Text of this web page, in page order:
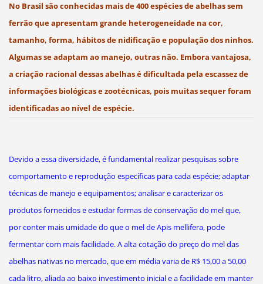
No Brasil são conhecidas mais de 400 espécies de abelhas sem
ferrão que apresentam grande heterogeneidade na cor,
tamanho, forma, hábitos de nidificação e população dos ninhos.
Algumas se adaptam ao manejo, outras não. Embora vantajosa,
a criação racional dessas abelhas é dificultada pela escassez de
informações biológicas e zootécnicas, pois muitas sequer foram
identificadas ao nível de espécie.
Devido a essa diversidade, é fundamental realizar pesquisas sobre
comportamento e reprodução específicas para cada espécie; adaptar
técnicas de manejo e equipamentos; analisar e caracterizar os
produtos fornecidos e estudar formas de conservação do mel que,
por conter mais umidade do que o mel de Apis mellifera, pode
fermentar com mais facilidade. A alta cotação do preço do mel das
abelhas nativas no mercado, que em média varia de R$ 15,00 a 50,00
cada litro, aliada ao baixo investimento inicial e a facilidade em manter